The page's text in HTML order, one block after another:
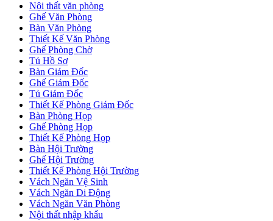
Nội thất văn phòng
Ghế Văn Phòng
Bàn Văn Phòng
Thiết Kế Văn Phòng
Ghế Phòng Chờ
Tủ Hồ Sơ
Bàn Giám Đốc
Ghế Giám Đốc
Tủ Giám Đốc
Thiết Kế Phòng Giám Đốc
Bàn Phòng Họp
Ghế Phòng Họp
Thiết Kế Phòng Họp
Bàn Hội Trường
Ghế Hội Trường
Thiết Kế Phòng Hội Trường
Vách Ngăn Vệ Sinh
Vách Ngăn Di Động
Vách Ngăn Văn Phòng
Nội thất nhập khẩu